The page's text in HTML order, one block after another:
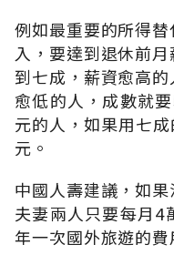
例如最重要的所得
入，要達到退休前
到七成，薪資愈高
愈低的人，成數就
元的人，如果用七
元。
中國人壽建議，如
夫妻兩人只要每月4
年一次國外旅遊的費